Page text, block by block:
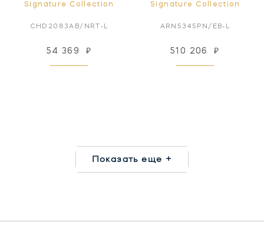
Signature Collection
CHD2083AB/NRT-L
54 369 ₽
Signature Collection
ARN5345PN/EB-L
510 206 ₽
Показать еще +